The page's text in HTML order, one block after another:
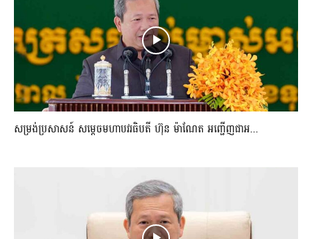
សម្រង់ប្រសាសន៍ សម្ដេចមហាបវរធិបតី ហ៊ុន ម៉ាណែត អញ្ជើញជាអ...